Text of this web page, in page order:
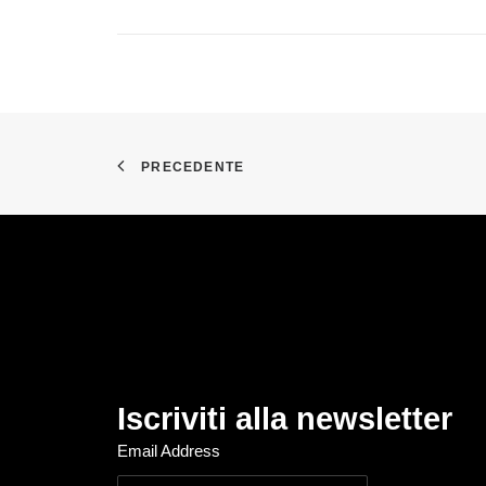
PRECEDENTE
Iscriviti alla newsletter
Email Address